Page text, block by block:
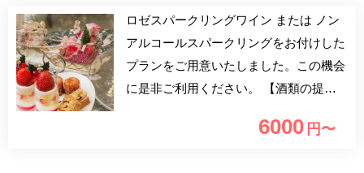
ロゼスパークリングワイン または ノン
アルコールスパークリングをお付けした
プランをご用意いたしました。この機会
に是非ご利用ください。 【酒類の提供
ので、ご入店のお時間・内容にはご注意
6000 円〜